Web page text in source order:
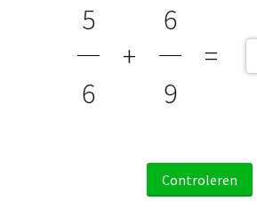
5
+
6
=
6
9